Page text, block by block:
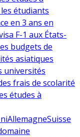
étudiants
en 3 ans en
F-1 aux États-
budgets de
asiatiques
universités
frais de scolarité
études à
AllemagneSuisse